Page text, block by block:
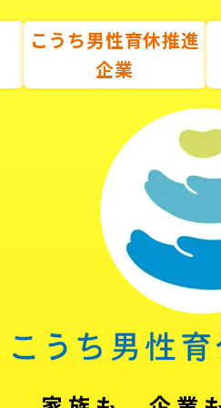
こうち男性育休推進
企業